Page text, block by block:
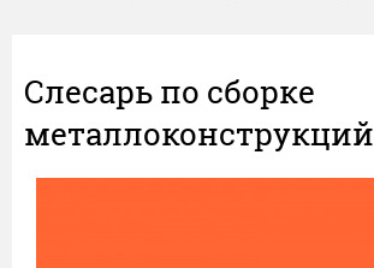
Слесарь по сборке
металлоконструкций